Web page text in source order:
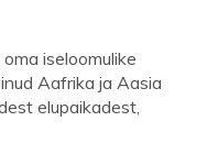
iseloomulike
Aafrika ja Aasia
elupaikadest,